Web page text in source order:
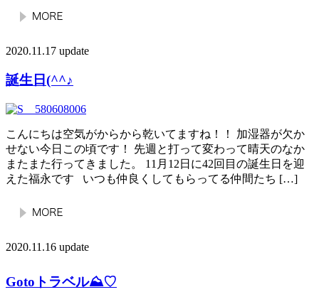
2020.11.17 update
誕生日(^^♪
こんにちは空気がからから乾いてますね！！ 加湿器が欠か
せない今日この頃です！ 先週と打って変わって晴天のなか
またまた行ってきました。 11月12日に42回目の誕生日を迎
えた福永です いつも仲良くしてもらってる仲間たち […]
2020.11.16 update
Gotoトラベル⛰♡